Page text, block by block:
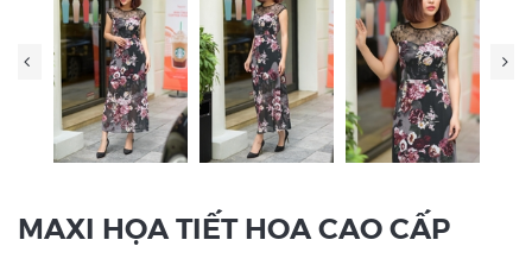
MAXI HỌA TIẾT HOA CAO CẤP